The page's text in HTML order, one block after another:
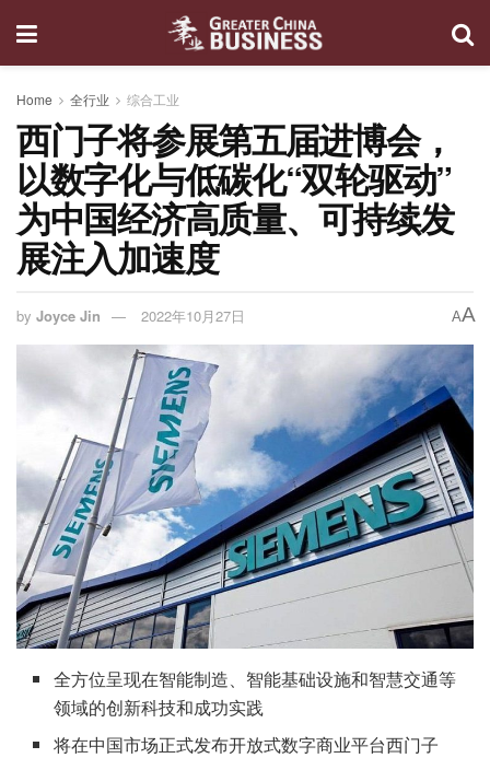
Home 全行业 综合工业
西门子将参展第五届进博会，
以数字化与低碳化“双轮驱动”
为中国经济高质量、可持续发
展注入加速度
by Joyce Jin 2022年10月27日 AA
全方位呈现在智能制造、智能基础设施和智慧交通等
领域的创新科技和成功实践
将在中国市场正式发布开放式数字商业平台西门子